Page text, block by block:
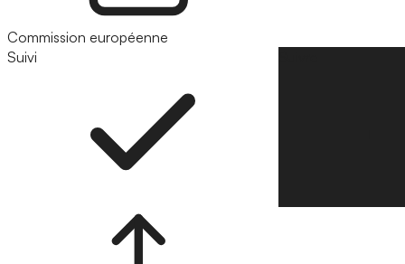
Commission européenne
Suivi